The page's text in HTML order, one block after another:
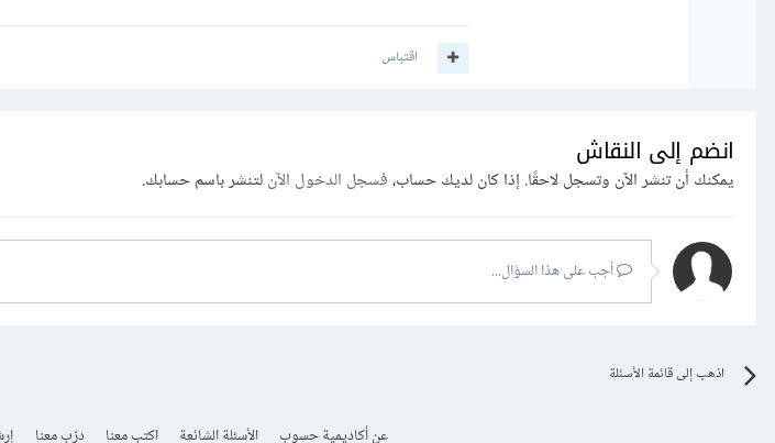
اقتباس
انضم إلى النقاش
يمكنك أن تنشر الآن وتسجل لاحقًا. إذا كان لديك حساب،فسجل الدخول الآنلتنشر باسم حسابك.
أجب على هذا السؤال...
اذهب إلى قائمة الأسئلة
عن أكاديمية حسوب الأسئلة الشائعة اكتب معنا درّب معنا